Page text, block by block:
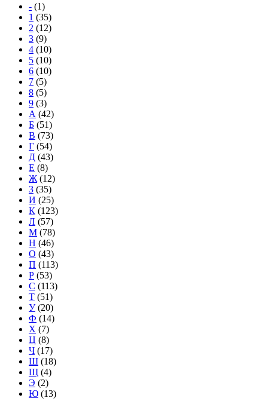
- (1)
1 (35)
2 (12)
3 (9)
4 (10)
5 (10)
6 (10)
7 (5)
8 (5)
9 (3)
А (42)
Б (51)
В (73)
Г (54)
Д (43)
Е (8)
Ж (12)
З (35)
И (25)
К (123)
Л (57)
М (78)
Н (46)
О (43)
П (113)
Р (53)
С (113)
Т (51)
У(20)
Ф (14)
Х (7)
Ц (8)
Ч (17)
Ш (18)
Щ (4)
Э (2)
Ю (13)